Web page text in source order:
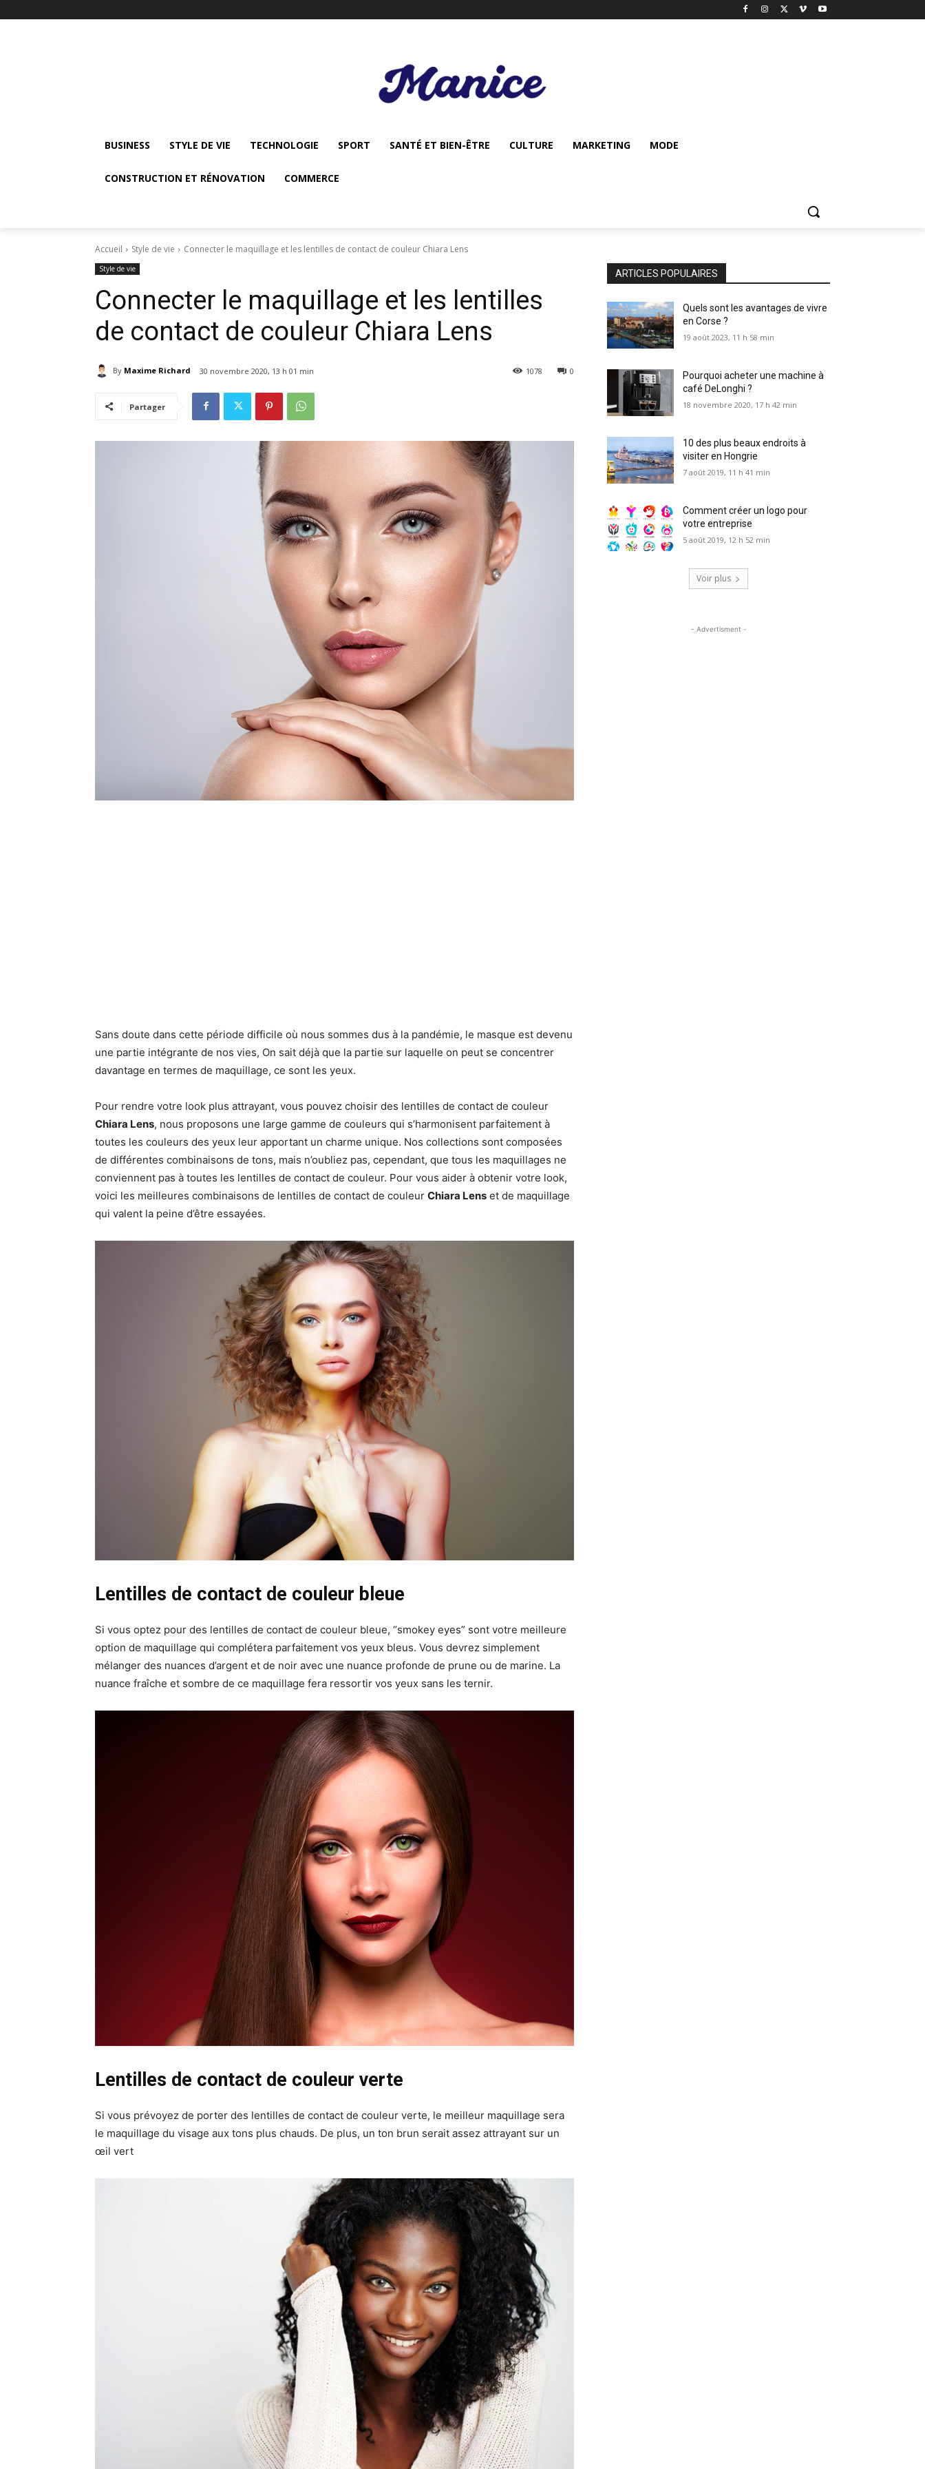
BUSINESS STYLE DE VIE TECHNOLOGIE SPORT SANTÉ ET BIEN-ÊTRE CULTURE MARKETING MODE
CONSTRUCTION ET RÉNOVATION COMMERCE
Accueil Style de vie Connecter le maquillage et les lentilles de contact de couleur Chiara Lens
Style de vie
Connecter le maquillage et les lentilles
de contact de couleur Chiara Lens
By Maxime Richard 30 novembre 2020, 13 h 01 min 0
1078
Partager
Sans doute dans cette période difficile où nous sommes dus à la pandémie, le masque est devenu
une partie intégrante de nos vies, On sait déjà que la partie sur laquelle on peut se concentrer
davantage en termes de maquillage, ce sont les yeux.
Pour rendre votre look plus attrayant, vous pouvez choisir des lentilles de contact de couleur
Chiara Lens, nous proposons une large gamme de couleurs qui s’harmonisent parfaitement à
toutes les couleurs des yeux leur apportant un charme unique. Nos collections sont composées
de différentes combinaisons de tons, mais n’oubliez pas, cependant, que tous les maquillages ne
conviennent pas à toutes les lentilles de contact de couleur. Pour vous aider à obtenir votre look,
voici les meilleures combinaisons de lentilles de contact de couleur Chiara Lens et de maquillage
qui valent la peine d’être essayées.
Lentilles de contact de couleur bleue
Si vous optez pour des lentilles de contact de couleur bleue, “smokey eyes” sont votre meilleure
option de maquillage qui complétera parfaitement vos yeux bleus. Vous devrez simplement
mélanger des nuances d’argent et de noir avec une nuance profonde de prune ou de marine. La
nuance fraîche et sombre de ce maquillage fera ressortir vos yeux sans les ternir.
Lentilles de contact de couleur verte
Si vous prévoyez de porter des lentilles de contact de couleur verte, le meilleur maquillage sera
le maquillage du visage aux tons plus chauds. De plus, un ton brun serait assez attrayant sur un
œil vert
ARTICLES POPULAIRES
Quels sont les avantages de vivre
en Corse ?
19 août 2023, 11 h 58 min
Pourquoi acheter une machine à
café DeLonghi ?
18 novembre 2020, 17 h 42 min
10 des plus beaux endroits à
visiter en Hongrie
7 août 2019, 11 h 41 min
Comment créer un logo pour
votre entreprise
5 août 2019, 12 h 52 min
Voir plus
- Advertisment -